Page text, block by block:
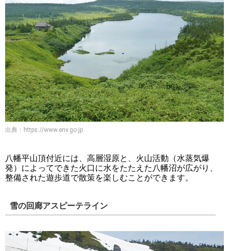
出典： https://www.env.go.jp
八幡平山頂付近には、高層湿原と、火山活動（水蒸気爆
発）によってできた火口に水をたたえた八幡沼が広がり、
整備された遊歩道で散策を楽しむことができます。
雪の回廊アスピーテライン